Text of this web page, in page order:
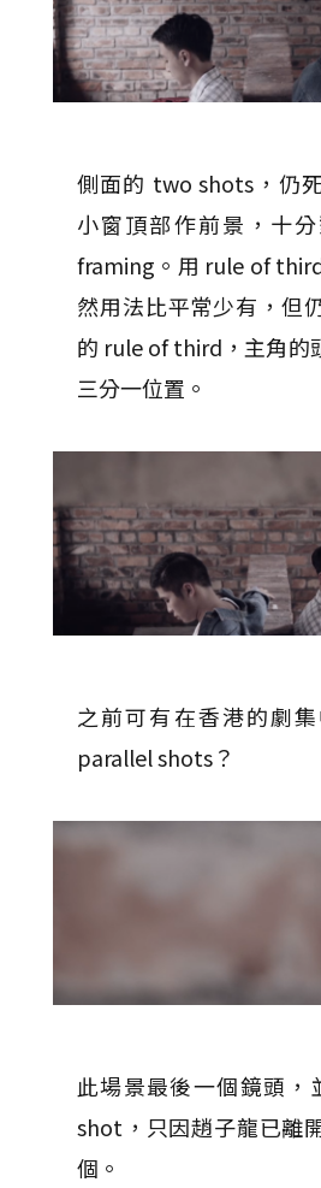
側面的 two shots，仍
小窗頂部作前景，十
framing。用 rule of
然用法比平常少有，但
的 rule of third，主角的
三分一位置。
之前可有在香港的劇
parallel shots？
此場景最後一個鏡頭，
shot，只因趙子龍已離
個。